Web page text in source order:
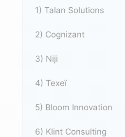
1) Talan Solutions
2) Cognizant
3) Niji
4) Texeï
5) Bloom Innovation
6) Klint Consulting